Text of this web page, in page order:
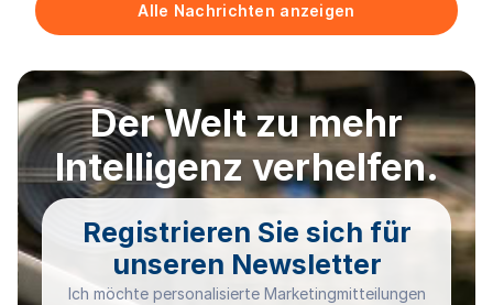
Alle Nachrichten anzeigen
Der Welt zu mehr
Intelligenz verhelfen.
Registrieren Sie sich für
unseren Newsletter
Ich möchte personalisierte Marketingmitteilungen